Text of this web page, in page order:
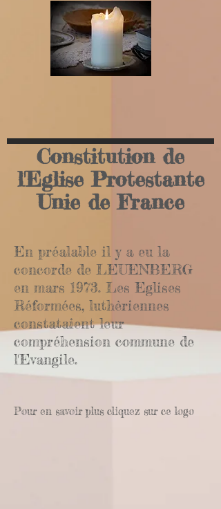
Constitution de
l'Eglise Protestante
Unie de France
En préalable il y a eu la
concorde de LEUENBERG
en mars 1973. Les Eglises
Réformées, luthèriennes
constataient leur
compréhension commune de
l'Evangile.
Pour en savoir plus cliquez sur ce logo